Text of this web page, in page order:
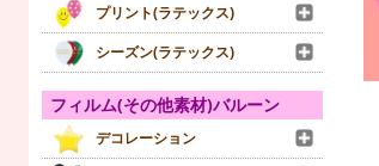
プリント(ラテックス)
シーズン(ラテックス)
フィルム(その他素材)バルーン
デコレーション